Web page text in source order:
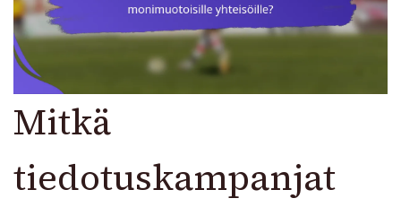
Mitkä
tiedotuskampanjat